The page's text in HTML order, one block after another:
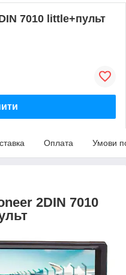
7010 little+пульт
Оплата Умови
2DIN 7010